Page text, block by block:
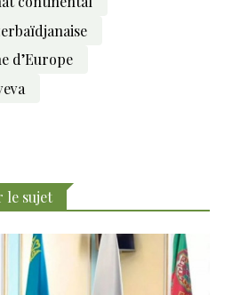
d’Europe
le sujet